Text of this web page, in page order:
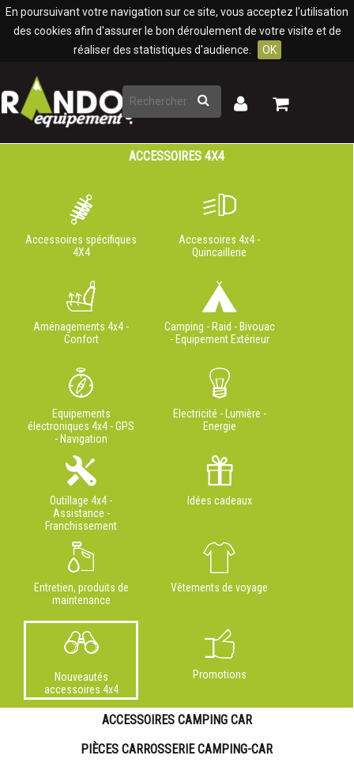
En poursuivant votre navigation sur ce site, vous acceptez l'utilisation
des cookies afin d'assurer le bon déroulement de votre visite et de
réaliser des statistiques d'audience.
OK
Rechercher
Mon
Mon
ACCESSOIRES 4X4
Accessoires spécifiques
4X4
Accessoires 4x4 -
Quincaillerie
Aménagements 4x4 -
Confort
Camping - Raid - Bivouac
- Equipement Extérieur
Equipements
électroniques 4x4 - GPS
- Navigation
Electricité - Lumière -
Energie
Outillage 4x4 -
Assistance -
Franchissement
Idées cadeaux
Entretien, produits de
maintenance
Vêtements de voyage
Nouveautés
accessoires 4x4
Promotions
ACCESSOIRES CAMPING CAR
PIÈCES CARROSSERIE CAMPING-CAR
Panneau de gestion des cookies